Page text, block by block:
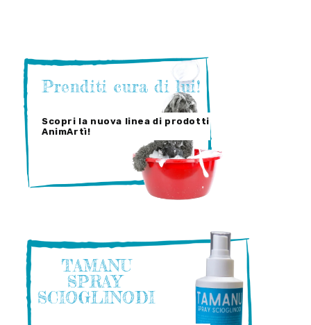
Prenditi cura di lui!
Scopri la nuova linea di prodotti
AnimArtì!
TAMANU
SPRAY
SCIOGLINODI